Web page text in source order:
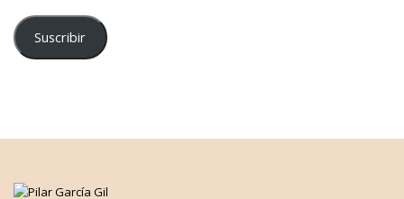
correo
electrónico
Suscribir